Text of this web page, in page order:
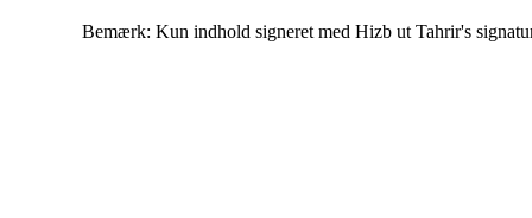
Bemærk: Kun indhold signeret med Hizb ut Tahrir's